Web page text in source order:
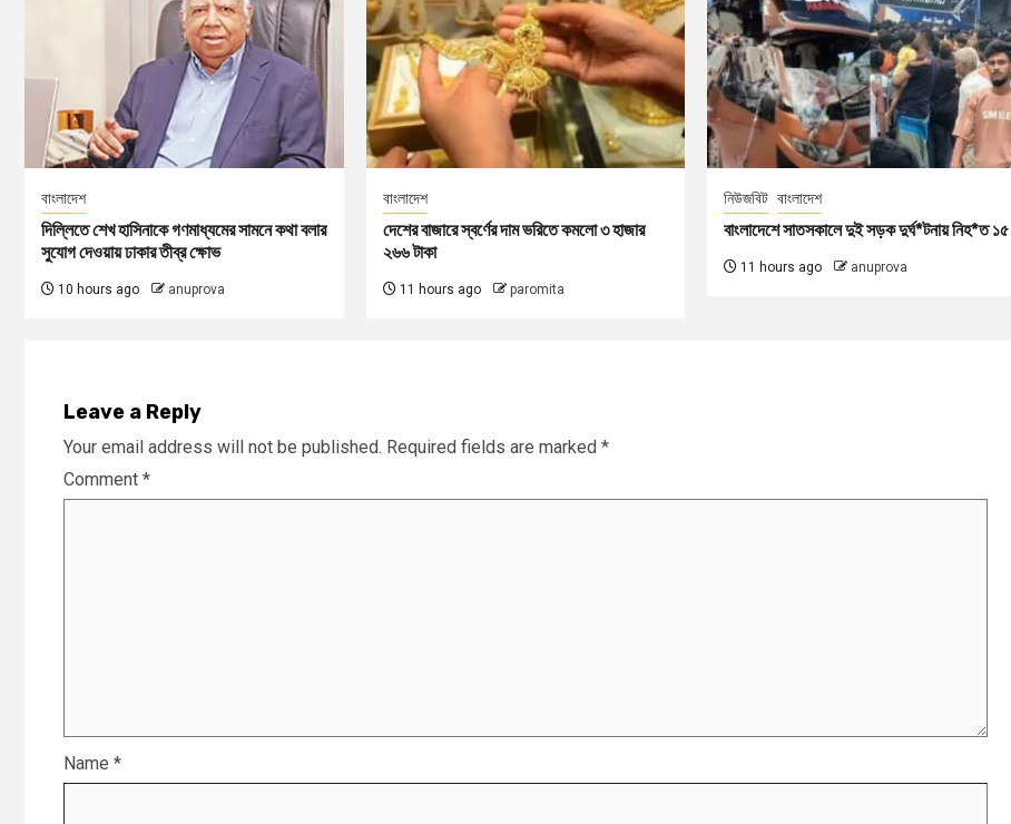
বাংলাদেশ
দিল্লিতে শেখ হাসিনাকে গণমাধ্যমের সামনে কথা বলার
সুযোগ দেওয়ায় ঢাকার তীব্র ক্ষোভ
10 hours ago anuprova
বাংলাদেশ
দেশের বাজারে স্বর্ণের দাম ভরিতে কমলো ৩ হাজার
২৬৬ টাকা
11 hours ago paromita
নিউজবিট বাংলাদেশ
বাংলাদেশে সাতসকালে দুই সড়ক দুর্ঘ*টনায় নিহ*ত ১৫
11 hours ago anuprova
Leave a Reply
Your email address will not be published. Required fields are marked *
Comment *
Name *